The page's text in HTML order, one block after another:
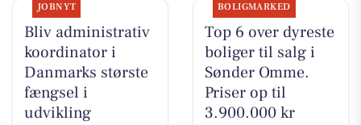
JOBNYT
Bliv administrativ
koordinator i
Danmarks største
fængsel i
udvikling
BOLIGMARKED
Top 6 over dyreste
boliger til salg i
Sønder Omme.
Priser op til
3.900.000 kr